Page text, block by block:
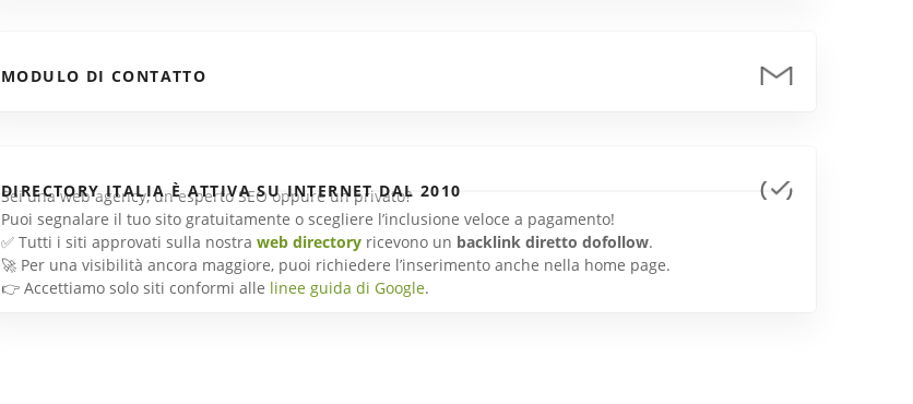
MODULO DI CONTATTO
DIRECTORY ITALIA È ATTIVA SU INTERNET DAL 2010
Sei una web agency, un esperto SEO oppure un privato?
Puoi segnalare il tuo sito gratuitamente o scegliere l’inclusione veloce a pagamento!
✅ Tutti i siti approvati sulla nostra web directoryricevono un backlink diretto dofollow.
🚀 Per una visibilità ancora maggiore, puoi richiedere l’inserimento anche nella home page.
👉 Accettiamo solo siti conformi alle linee guida di Google.